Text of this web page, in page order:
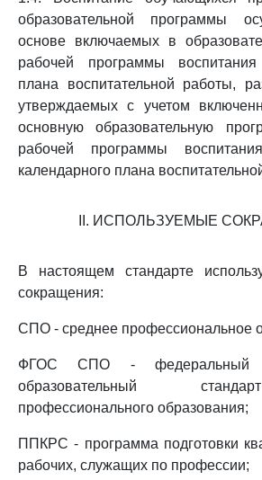
образовательной программы
основе включаемых в
рабочей программы
плана воспитательной работы,
утверждаемых с учетом
основную образовательную
рабочей программы
календарного плана
II. ИСПОЛЬЗУЕМЫЕ
В настоящем стандарте
сокращения:
СПО - среднее профессиональное
ФГОС СПО - федеральный
образовательный
профессионального образования;
ППКРС - программа подготовки
рабочих, служащих по профессии;